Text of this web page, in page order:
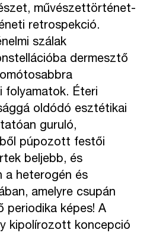
művészettörténet-
retrospekció.
szálak
dermesztő
folyamatok. Éteri
oldódó esztétikai
guruló,
púpozott festői
beljebb, és
a heterogén és
amelyre csupán
periodika képes! A
kipolírozott koncepció